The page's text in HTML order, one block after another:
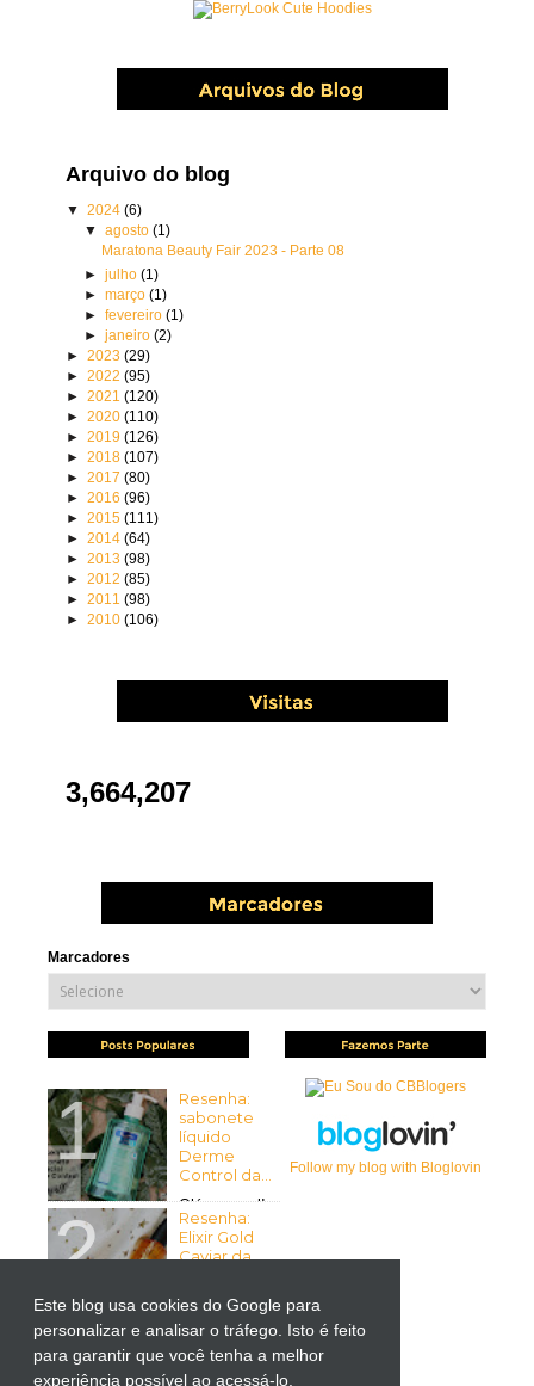
Este blog usa cookies do Google para
personalizar e analisar o tráfego. Isto é feito
para garantir que você tenha a melhor
experiência possível ao acessá-lo.
Arquivo do blog
▼2024(6)
▼ agosto (1)
Maratona Beauty Fair 2023 - Parte 08
► julho (1)
► março (1)
► fevereiro (1)
► janeiro (2)
►2023(29)
►2022(95)
►2021(120)
►2020(110)
►2019(126)
►2018(107)
►2017(80)
►2016(96)
►2015(111)
►2014(64)
►2013(98)
►2012(85)
►2011(98)
►2010(106)
3,664,207
Marcadores
Resenha:
sabonete
líquido
Derme
Control da...
Olá pessoal!
Tudo bem com vocês? Espero
que sim ...
Resenha:
Elixir Gold
Caviar da
Olá pessoal!
Tudo bem
com vocês? Espero que sim! ...
Resenha:
Liftactiv
Supreme
Follow my blog with Bloglovin